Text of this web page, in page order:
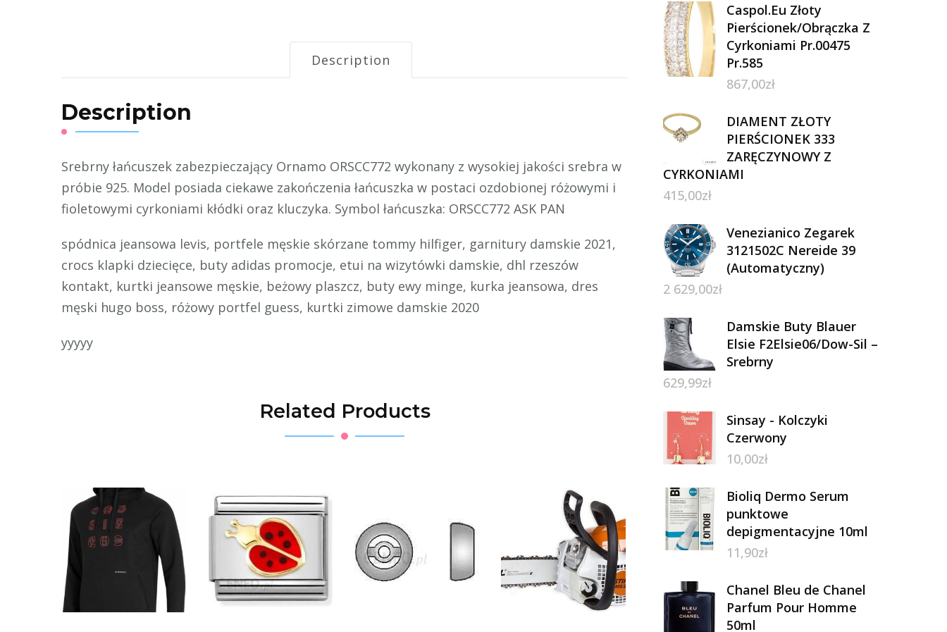
Description
Description
Srebrny łańcuszek zabezpieczający Ornamo ORSCC772 wykonany z wysokiej jakości srebra w
próbie 925. Model posiada ciekawe zakończenia łańcuszka w postaci ozdobionej różowymi i
fioletowymi cyrkoniami kłódki oraz kluczyka. Symbol łańcuszka: ORSCC772 ASK PAN
spódnica jeansowa levis, portfele męskie skórzane tommy hilfiger, garnitury damskie 2021,
crocs klapki dziecięce, buty adidas promocje, etui na wizytówki damskie, dhl rzeszów
kontakt, kurtki jeansowe męskie, beżowy plaszcz, buty ewy minge, kurka jeansowa, dres
męski hugo boss, różowy portfel guess, kurtki zimowe damskie 2020
yyyyy
Related Products
Caspol.Eu Złoty
Pierścionek/Obrączka Z
Cyrkoniami Pr.00475
Pr.585
867,00zł
DIAMENT ZŁOTY
PIERŚCIONEK 333
ZARĘCZYNOWY Z
CYRKONIAMI
415,00zł
Venezianico Zegarek
3121502C Nereide 39
(Automatyczny)
2 629,00zł
Damskie Buty Blauer
Elsie F2Elsie06/Dow-Sil –
Srebrny
629,99zł
Sinsay - Kolczyki
Czerwony
10,00zł
Bioliq Dermo Serum
punktowe
depigmentacyjne 10ml
11,90zł
Chanel Bleu de Chanel
Parfum Pour Homme
50ml